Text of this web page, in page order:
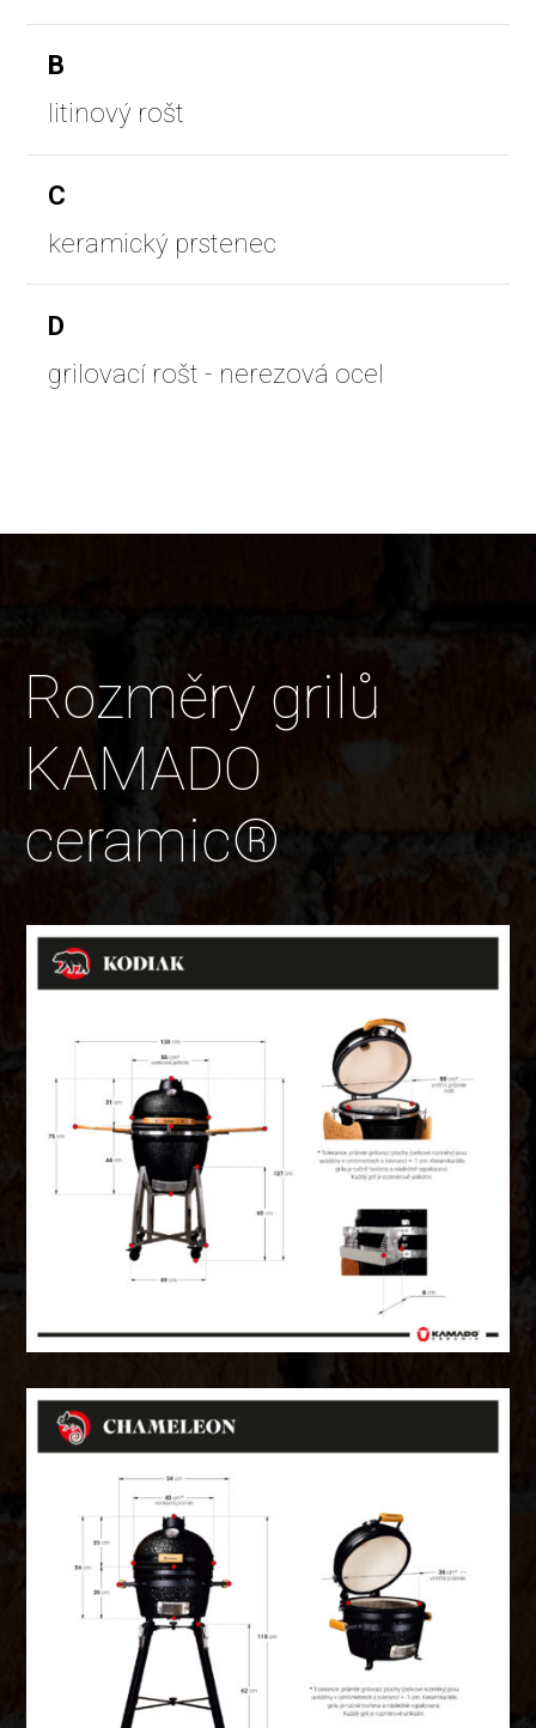
B
litinový rošt
C
keramický prstenec
D
grilovací rošt - nerezová ocel
Rozměry grilů
KAMADO
ceramic®